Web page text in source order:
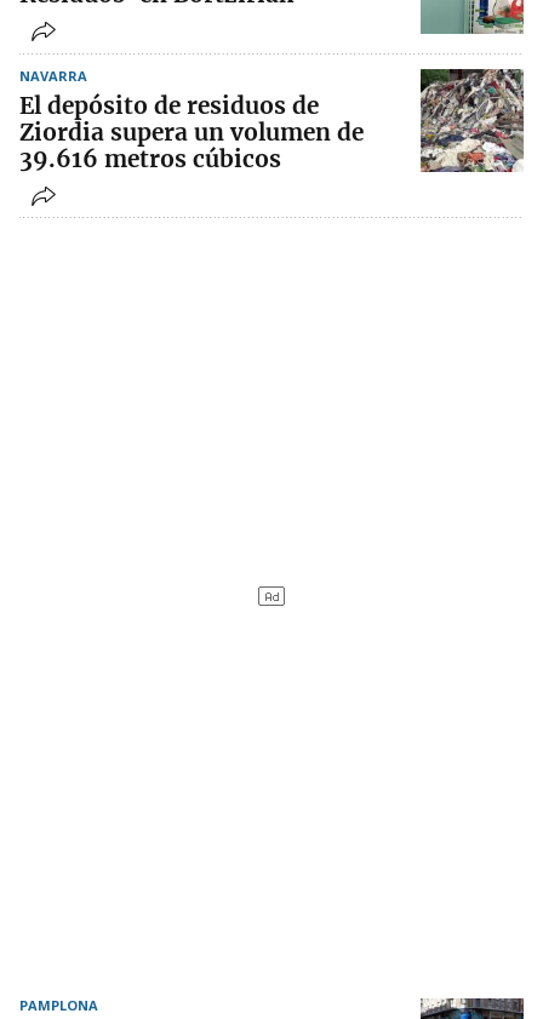
NAVARRA
El depósito de residuos de
Ziordia supera un volumen de
39.616 metros cúbicos
PAMPLONA